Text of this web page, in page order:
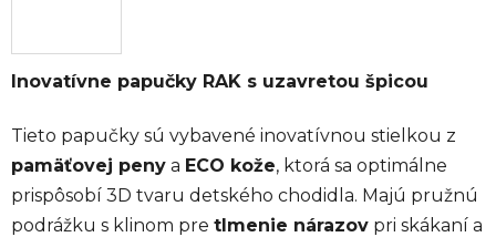
Inovatívne papučky RAK s uzavretou špicou
Tieto papučky sú vybavené inovatívnou stielkou z
pamäťovej peny a ECO kože, ktorá sa optimálne
prispôsobí 3D tvaru detského chodidla. Majú pružnú
podrážku s klinom pre tlmenie nárazov pri skákaní a